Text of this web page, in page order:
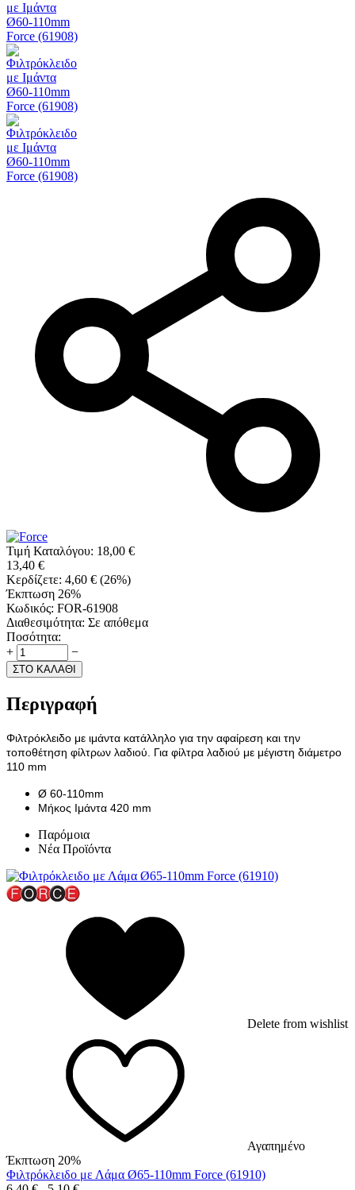
Τιμή Καταλόγου: 18,00 €
13,40 €
Κερδίζετε: 4,60 € (26%)
Έκπτωση 26%
Κωδικός: FOR-61908
Διαθεσιμότητα: Σε απόθεμα
Ποσότητα:
+
−
ΣΤΟ ΚΑΛΑΘΙ
Περιγραφή
Φιλτρόκλειδο με ιμάντα κατάλληλο για την αφαίρεση και την
τοποθέτηση φίλτρων λαδιού. Για φίλτρα λαδιού με μέγιστη διάμετρο
110 mm
Ø 60-110mm
Μήκος Ιμάντα 420 mm
Παρόμοια
Νέα Προϊόντα
Delete from wishlist
Αγαπημένο
Έκπτωση 20%
Φιλτρόκλειδο με Λάμα Ø65-110mm Force (61910)